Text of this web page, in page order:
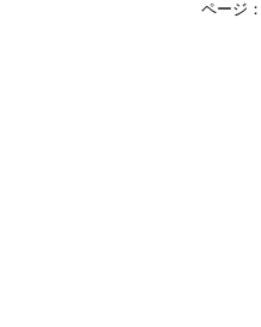
ページ：